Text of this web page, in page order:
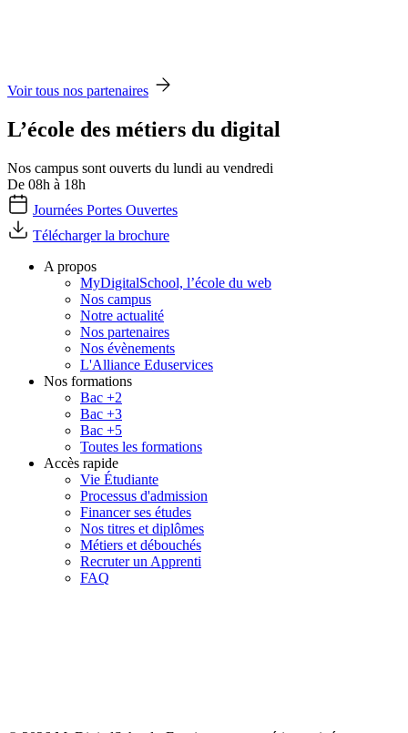
Voir tous nos partenaires
L’école des métiers du digital
Nos campus sont ouverts du lundi au vendredi
De 08h à 18h
Journées Portes Ouvertes
Télécharger la brochure
A propos
MyDigitalSchool, l’école du web
Nos campus
Notre actualité
Nos partenaires
Nos évènements
L'Alliance Eduservices
Nos formations
Bac +2
Bac +3
Bac +5
Toutes les formations
Accès rapide
Vie Étudiante
Processus d'admission
Financer ses études
Nos titres et diplômes
Métiers et débouchés
Recruter un Apprenti
FAQ